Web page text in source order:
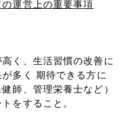
運営上の重要事項
く、生活習慣の改善に
多く 期待できる方に
師、管理栄養士など）
をすること。